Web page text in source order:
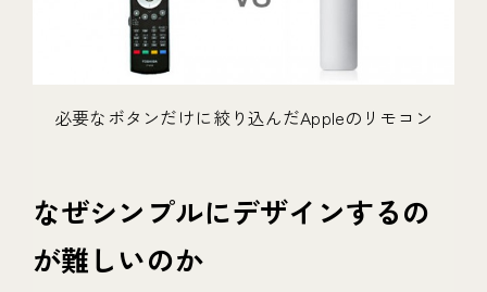
必要なボタンだけに絞り込んだAppleのリモコン
なぜシンプルにデザインするの
が難しいのか